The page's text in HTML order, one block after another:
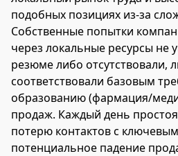
подобных позициях из-за
Собственные попытки
через локальные ресурсы не
резюме либо отсутствовали,
соответствовали базовым
образованию (фармация/
продаж. Каждый день
потерю контактов с
потенциальное падение